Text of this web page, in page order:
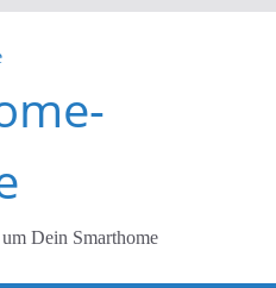
Dein Smarthome